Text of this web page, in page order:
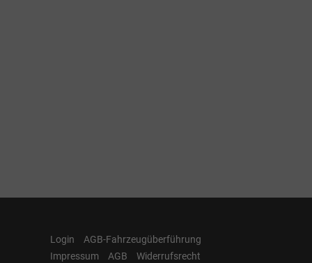
Login
AGB-Fahrzeugüberführung
Impressum
AGB
Widerrufsrecht